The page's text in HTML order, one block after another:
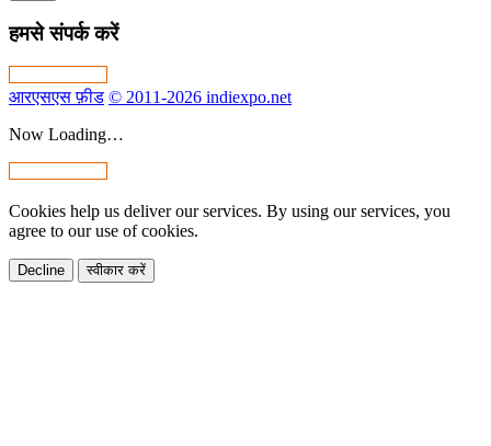
हमसे संपर्क करें
आरएसएस फ़ीड © 2011-2026 indiexpo.net
Now Loading…
Cookies help us deliver our services. By using our services, you
agree to our use of cookies.
Decline स्वीकार करें